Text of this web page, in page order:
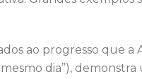
ao progresso que a
dia”),